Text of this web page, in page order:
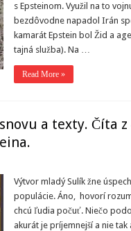
s Epsteinom. Využil na to
bezdôvodne napadol Irán
kamarát Epstein bol Žid a
tajná služba). Na …
Read More »
a texty. Číta z
Výtvor mladý Sulík žne
populácie. Áno, hovorí
chcú ľudia počuť. Niečo
akurát je príjemnejší a nie